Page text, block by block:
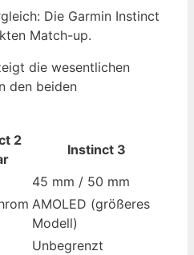
Die Garmin Instinct
Match-up.
die wesentlichen
den beiden
2
Instinct 3
45 mm / 50 mm
AMOLED (größeres
Modell)
Unbegrenzt